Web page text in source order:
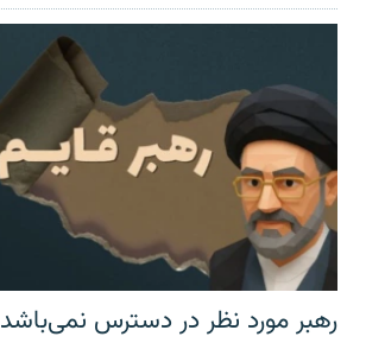
رهبر مورد نظر در دسترس نمی‌باشد